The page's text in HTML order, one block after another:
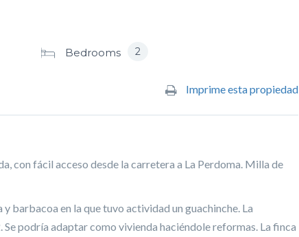
Bedrooms 2
Imprime esta propiedad
con fácil acceso desde la carretera a La Perdoma. Milla de
barbacoa en la que tuvo actividad un guachinche. La
podría adaptar como vivienda haciéndole reformas. La finca